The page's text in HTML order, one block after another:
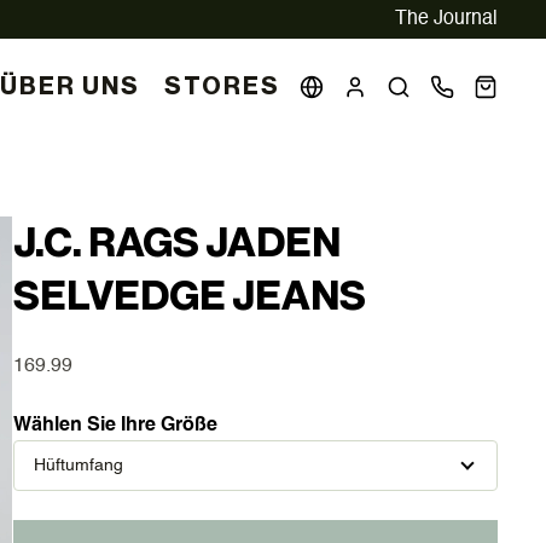
The Journal
ÜBER UNS STORES
J.C. RAGS JADEN
SELVEDGE JEANS
169.99
Wählen Sie Ihre Größe
Hüftumfang